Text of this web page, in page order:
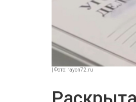
| Фото: rayon72.ru